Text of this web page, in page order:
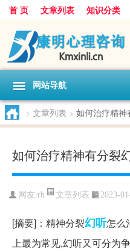
首 页 文章列表 知识分类
网站导航
> 文章列表 > 如何治疗精神
如何治疗精神有分裂
网友:rh 文章列表 2023-
[摘要]：精神分裂幻听怎么
上最为常见,幻听又可分为